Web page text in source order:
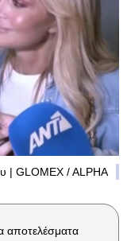
| GLOMEX / ALPHA
αποτελέσματα